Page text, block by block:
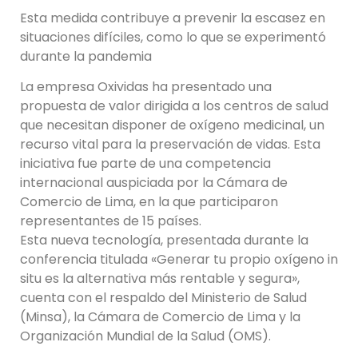
Esta medida contribuye a prevenir la escasez en
situaciones difíciles, como lo que se experimentó
durante la pandemia
La empresa Oxividas ha presentado una
propuesta de valor dirigida a los centros de salud
que necesitan disponer de oxígeno medicinal, un
recurso vital para la preservación de vidas. Esta
iniciativa fue parte de una competencia
internacional auspiciada por la Cámara de
Comercio de Lima, en la que participaron
representantes de 15 países.
Esta nueva tecnología, presentada durante la
conferencia titulada «Generar tu propio oxígeno in
situ es la alternativa más rentable y segura»,
cuenta con el respaldo del Ministerio de Salud
(Minsa), la Cámara de Comercio de Lima y la
Organización Mundial de la Salud (OMS).